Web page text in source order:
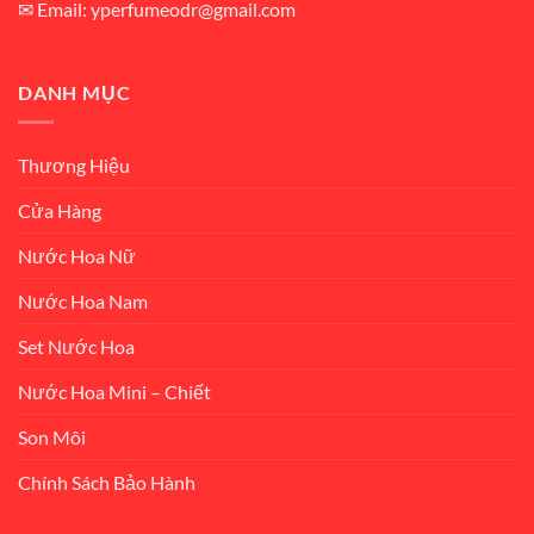
✉ Email: yperfumeodr@gmail.com
DANH MỤC
Thương Hiệu
Cửa Hàng
Nước Hoa Nữ
Nước Hoa Nam
Set Nước Hoa
Nước Hoa Mini – Chiết
Son Môi
Chính Sách Bảo Hành